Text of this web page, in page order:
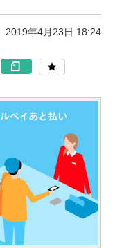
2019年4月23日 18:24